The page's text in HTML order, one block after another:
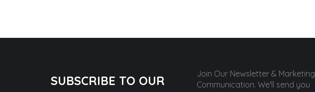
SUBSCRIBE TO OUR
Join Our Newsletter & Marketing
Communication. We'll send you